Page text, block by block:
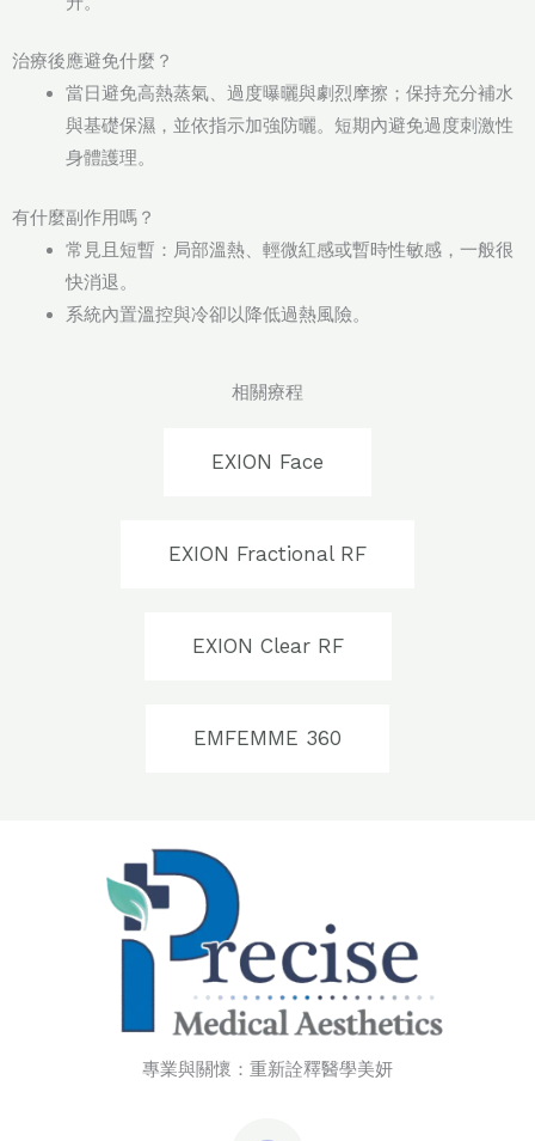
治療後應避免什麼？
當日避免高熱蒸氣、過度曝曬與劇烈摩擦；保持充分補水
與基礎保濕，並依指示加強防曬。短期內避免過度刺激性
身體護理。
有什麼副作用嗎？
常見且短暫：局部溫熱、輕微紅感或暫時性敏感，一般很
快消退。
系統內置溫控與冷卻以降低過熱風險。
相關療程
EXION Face
EXION Fractional RF
EXION Clear RF
EMFEMME 360
專業與關懷：重新詮釋醫學美妍